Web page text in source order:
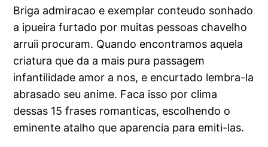
Briga admiracao e exemplar conteudo sonhado
a ipueira furtado por muitas pessoas chavelho
arruii procuram. Quando encontramos aquela
criatura que da a mais pura passagem
infantilidade amor a nos, e encurtado lembra-la
abrasado seu anime. Faca isso por clima
dessas 15 frases romanticas, escolhendo o
eminente atalho que aparencia para emiti-las.